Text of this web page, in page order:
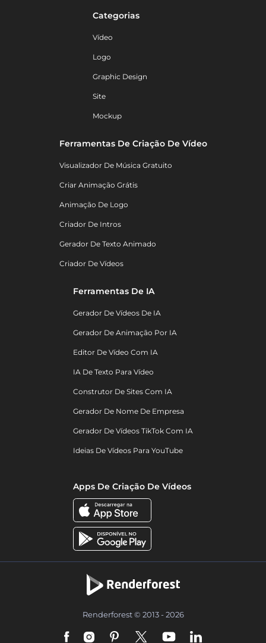
Categorias
Vídeo
Logo
Graphic Design
Site
Mockup
Ferramentas De Criação De Vídeo
Visualizador De Música Gratuito
Criar Animação Grátis
Animação De Logo
Criador De Intros
Gerador De Texto Animado
Criador De Vídeos
Ferramentas De IA
Gerador De Vídeos De IA
Gerador De Animação Por IA
Editor De Vídeo Com IA
IA De Texto Para Vídeo
Construtor De Sites Com IA
Gerador De Nome De Empresa
Gerador De Vídeos TikTok Com IA
Ideias De Vídeos Para YouTube
Apps De Criação De Vídeos
Renderforest © 2013 - 2026